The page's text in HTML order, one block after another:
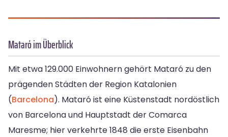
Mataró im Überblick
Mit etwa 129.000 Einwohnern gehört Mataró zu den
prägenden Städten der Region Katalonien
(Barcelona). Mataró ist eine Küstenstadt nordöstlich
von Barcelona und Hauptstadt der Comarca
Maresme; hier verkehrte 1848 die erste Eisenbahn